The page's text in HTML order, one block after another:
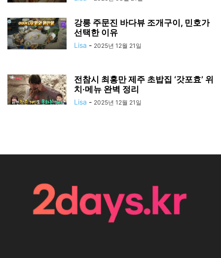
강릉 주문진 바다뷰 조개구이, 민호가
선택한 이유
Lisa - 2025년 12월 21일
전참시 최홍만 제주 초밥집 ‘갓포효’ 위
치·메뉴 완벽 정리
Lisa - 2025년 12월 21일